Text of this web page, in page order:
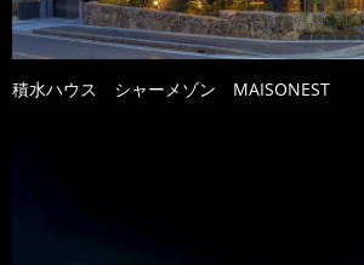
積水ハウス シャーメゾン MAISONEST